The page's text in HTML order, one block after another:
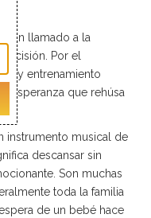
un llamado a la
Por el
y entrenamiento
esperanza que rehúsa
instrumento musical de
descansar sin
Son muchas
toda la familia
de un bebé hace